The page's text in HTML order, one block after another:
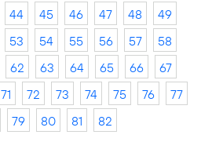
44 45 46 47 48
49
53 54 55 56 57
58
62 63 64 65 66
67
71 72 73 74 75 76
77
79 80 81 82